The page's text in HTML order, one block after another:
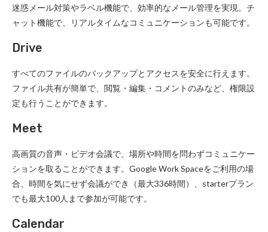
迷惑メール対策やラベル機能で、効率的なメール管理を実現。チ
ャット機能で、リアルタイムなコミュニケーションも可能です。
Drive
すべてのファイルのバックアップとアクセスを安全に行えます。
ファイル共有が簡単で、閲覧・編集・コメントのみなど、権限設
定も行うことができます。
Meet
高画質の音声・ビデオ会議で、場所や時間を問わずコミュニケー
ションを取ることができます。Google Work Spaceをご利用の場
合、時間を気にせず会議ができ（最大336時間）、starterプラン
でも最大100人まで参加が可能です。
Calendar